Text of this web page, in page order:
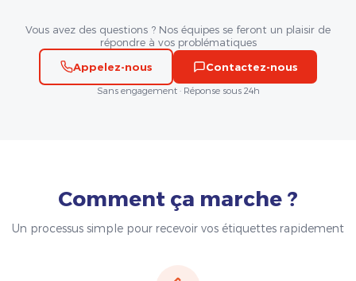
Vous avez des questions ? Nos équipes se feront un plaisir de
répondre à vos problématiques
Appelez-nous
Contactez-nous
Sans engagement · Réponse sous 24h
Comment ça marche ?
Un processus simple pour recevoir vos étiquettes rapidement